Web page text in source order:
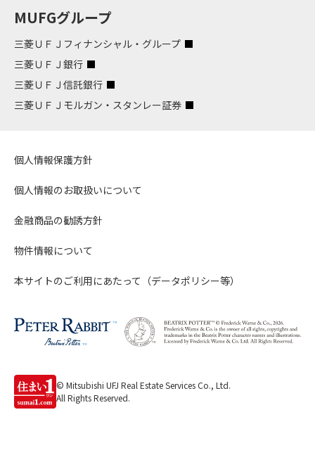
MUFGグループ
三菱ＵＦＪフィナンシャル・グループ
三菱ＵＦＪ銀行
三菱ＵＦＪ信託銀行
三菱ＵＦＪモルガン・スタンレー証券
個人情報保護方針
個人情報のお取扱いについて
金融商品の勧誘方針
物件情報について
本サイトのご利用にあたって（データポリシー等）
© Mitsubishi UFJ Real Estate Services Co., Ltd.
All Rights Reserved.